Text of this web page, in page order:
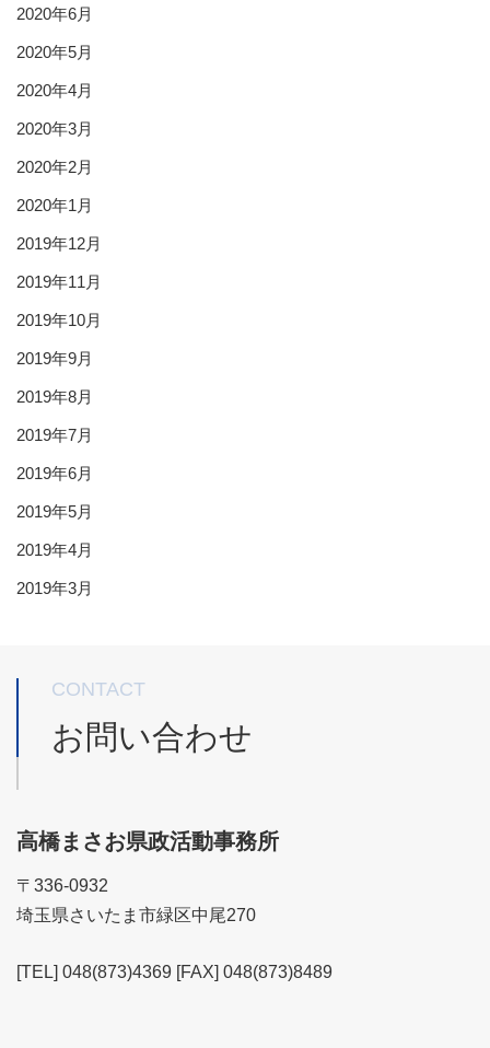
2020年6月
2020年5月
2020年4月
2020年3月
2020年2月
2020年1月
2019年12月
2019年11月
2019年10月
2019年9月
2019年8月
2019年7月
2019年6月
2019年5月
2019年4月
2019年3月
CONTACT
お問い合わせ
高橋まさお県政活動事務所
〒336-0932
埼玉県さいたま市緑区中尾270
[TEL] 048(873)4369 [FAX] 048(873)8489